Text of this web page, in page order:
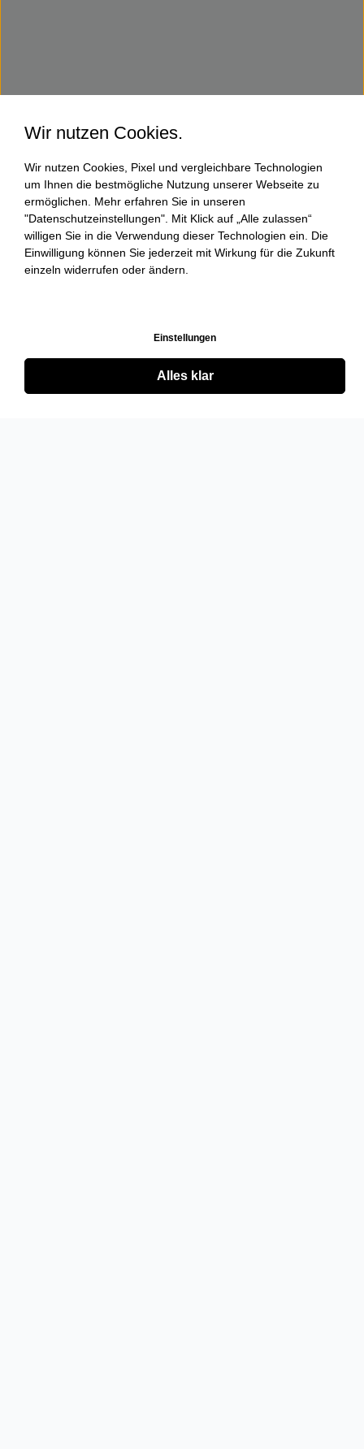
Wir nutzen Cookies.
Wir nutzen Cookies, Pixel und vergleichbare Technologien
um Ihnen die bestmögliche Nutzung unserer Webseite zu
ermöglichen. Mehr erfahren Sie in unseren
"Datenschutzeinstellungen". Mit Klick auf „Alle zulassen“
willigen Sie in die Verwendung dieser Technologien ein. Die
Einwilligung können Sie jederzeit mit Wirkung für die Zukunft
einzeln widerrufen oder ändern.
Einstellungen
Alles klar